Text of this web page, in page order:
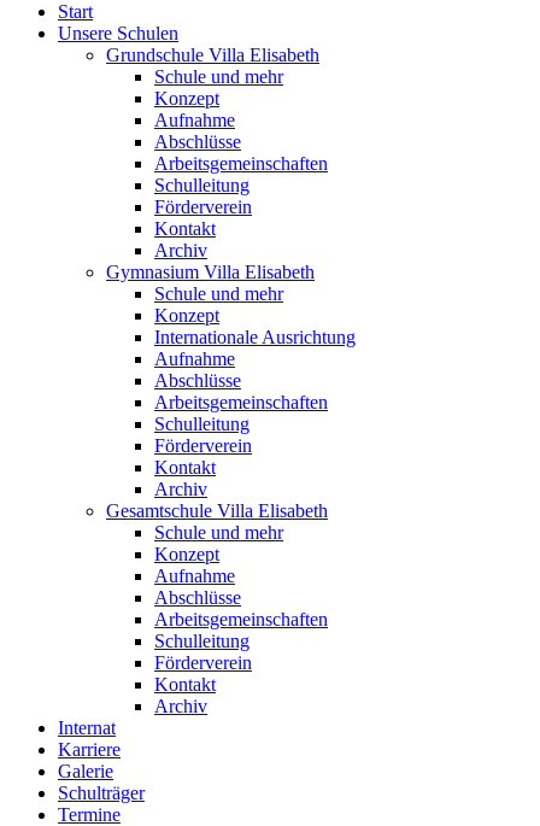
Start
Unsere Schulen
Grundschule Villa Elisabeth
Schule und mehr
Konzept
Aufnahme
Abschlüsse
Arbeitsgemeinschaften
Schulleitung
Förderverein
Kontakt
Archiv
Gymnasium Villa Elisabeth
Schule und mehr
Konzept
Internationale Ausrichtung
Aufnahme
Abschlüsse
Arbeitsgemeinschaften
Schulleitung
Förderverein
Kontakt
Archiv
Gesamtschule Villa Elisabeth
Schule und mehr
Konzept
Aufnahme
Abschlüsse
Arbeitsgemeinschaften
Schulleitung
Förderverein
Kontakt
Archiv
Internat
Karriere
Galerie
Schulträger
Termine